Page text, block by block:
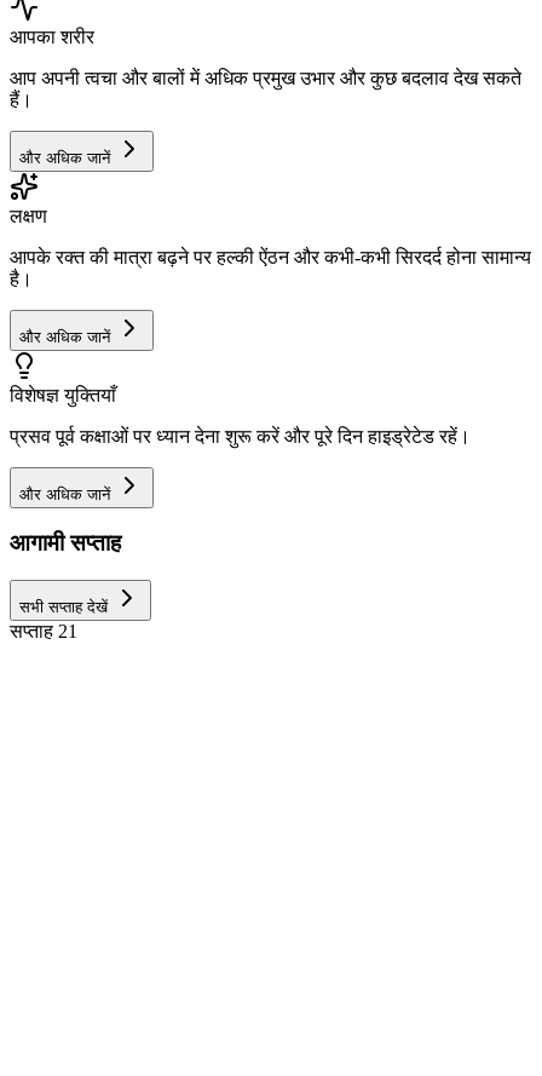
आपका शरीर
आप अपनी त्वचा और बालों में अधिक प्रमुख उभार और कुछ बदलाव देख सकते
हैं।
और अधिक जानें
लक्षण
आपके रक्त की मात्रा बढ़ने पर हल्की ऐंठन और कभी-कभी सिरदर्द होना सामान्य
है।
और अधिक जानें
विशेषज्ञ युक्तियाँ
प्रसव पूर्व कक्षाओं पर ध्यान देना शुरू करें और पूरे दिन हाइड्रेटेड रहें।
और अधिक जानें
आगामी सप्ताह
सभी सप्ताह देखें
सप्ताह 21